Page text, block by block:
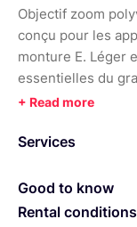
Objectif zoom
conçu pour les
monture E. Léger
essentielles du
en fait un
Caractéristiques
Focale : 28-
Ouverture
Services
Good to know
Rental conditions